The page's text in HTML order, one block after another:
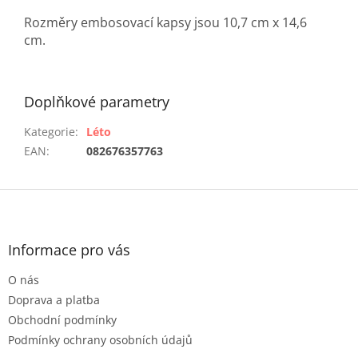
Rozměry embosovací kapsy jsou 10,7 cm x 14,6
cm.
Doplňkové parametry
Kategorie:
Léto
EAN: 082676357763
Z
Informace pro vás
O nás
Doprava a platba
Obchodní podmínky
Podmínky ochrany osobních údajů